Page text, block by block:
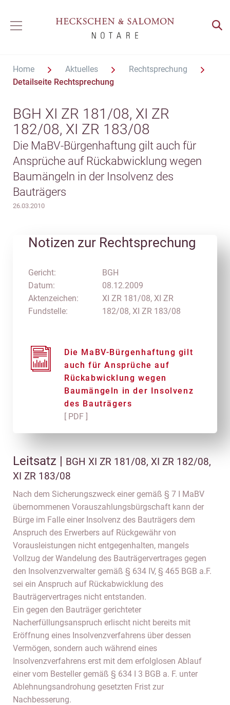
Home Aktuelles
Rechtsprechung
Detailseite Rechtsprechung
BGH XI ZR 181/08, XI ZR
182/08, XI ZR 183/08
Die MaBV-Bürgenhaftung gilt auch für
Ansprüche auf Rückabwicklung wegen
Baumängeln in der Insolvenz des
Bauträgers
26.03.2010
Notizen zur Rechtsprechung
Gericht:
Datum:
Aktenzeichen:
Fundstelle:
BGH
08.12.2009
XI ZR 181/08, XI ZR
182/08, XI ZR 183/08
Die MaBV-Bürgenhaftung gilt
auch für Ansprüche auf
Rückabwicklung wegen
Baumängeln in der Insolvenz
des Bauträgers
[ PDF ]
Leitsatz | BGH XI ZR 181/08, XI ZR 182/08,
XI ZR 183/08
Nach dem Sicherungszweck einer gemäß § 7 I MaBV
übernommenen Vorauszahlungsbürgschaft kann der
Bürge im Falle einer Insolvenz des Bauträgers dem
Anspruch des Erwerbers auf Rückgewähr von
Vorausleistungen nicht entgegenhalten, mangels
Vollzug der Wandelung des Bauträgervertrages gegen
den Insolvenzverwalter gemäß § 634 IV, § 465 BGB a.F.
sei ein Anspruch auf Rückabwicklung des
Bauträgervertrages nicht entstanden.
Ein gegen den Bauträger gerichteter
Nacherfüllungsanspruch erlischt nicht bereits mit
Eröffnung eines Insolvenzverfahrens über dessen
Vermögen, sondern auch während eines
Insolvenzverfahrens erst mit dem erfolglosen Ablauf
einer vom Besteller gemäß § 634 I 3 BGB a. F. unter
Ablehnungsandrohung gesetzten Frist zur
Nachbesserung.